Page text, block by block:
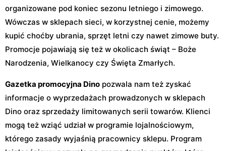
organizowane pod koniec sezonu letniego i zimowego.
Wówczas w sklepach sieci, w korzystnej cenie, możemy
kupić choćby ubrania, sprzęt letni czy nawet zimowe buty.
Promocje pojawiają się też w okolicach świąt – Boże
Narodzenia, Wielkanocy czy Święta Zmarłych.
Gazetka promocyjna Dino pozwala nam też zyskać
informacje o wyprzedażach prowadzonych w sklepach
Dino oraz sprzedaży limitowanych serii towarów. Klienci
mogą też wziąć udział w programie lojalnościowym,
którego zasady wyjaśnią pracownicy sklepu. Program